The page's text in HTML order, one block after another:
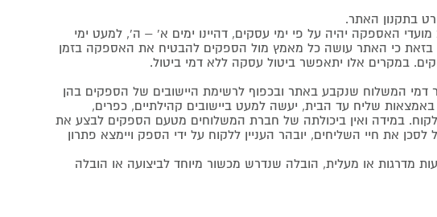
בתקנון האתר.
האספקה יהיה על פי ימי עסקים, דהיינו ימים א' – ה', למעט ימי
בזאת כי האתר עושה כל מאמץ מול הספקים להבטיח את האספקה בזמן
במקרים אלו יתאפשר ביטול עסקה ללא דמי ביטול.
המשלוח שנקבע באתר ובכפוף לרשימת היישובים של הספקים בהן
שליח עד הבית, יעשה למעט ביישובים קהילתיים, כפרים,
הלקוח. במידה ואין ביכולתה של חברת המשלוחים מטעם הספקים לבצע את
את חיי השליחים, יובהר העניין ללקוח על ידי הספק ויימצא פתרון
מדרגות או מעלית, הובלה שנדרש מכשור מיוחד לביצועה או הובלה